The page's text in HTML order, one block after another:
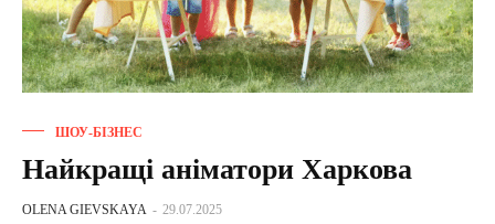
ШОУ-БІЗНЕС
Найкращі аніматори Харкова
OLENA GIEVSKAYA - 29.07.2025